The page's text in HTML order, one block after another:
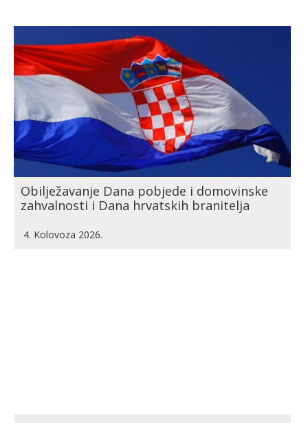
Obilježavanje Dana pobjede i domovinske
zahvalnosti i Dana hrvatskih branitelja
4. Kolovoza 2026.